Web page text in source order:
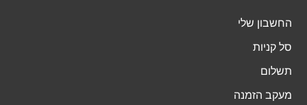
החשבון שלי
סל קניות
תשלום
מעקב הזמנה